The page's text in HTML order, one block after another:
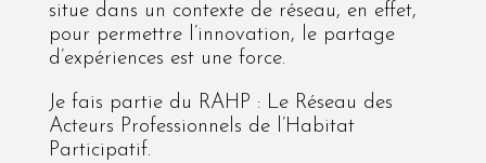
situe dans un contexte de réseau, en effet,
pour permettre l’innovation, le partage
d’expériences est une force.
Je fais partie du RAHP : Le Réseau des
Acteurs Professionnels de l’Habitat
Participatif.